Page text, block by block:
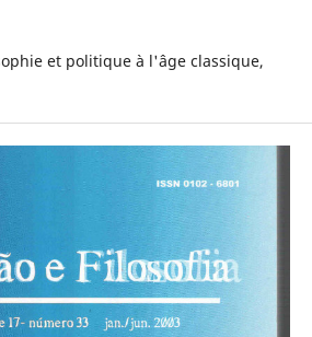
et politique à l'âge classique,